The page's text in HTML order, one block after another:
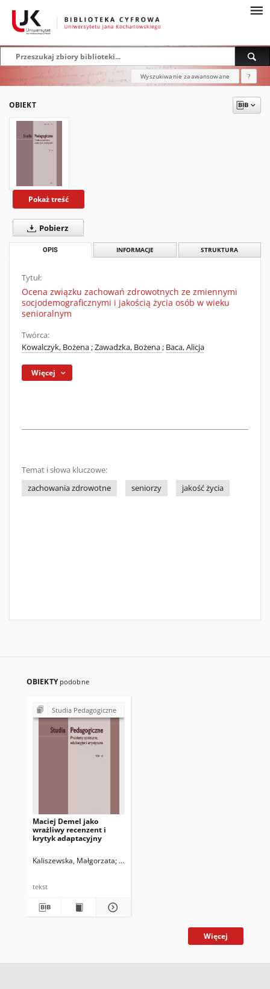
Wyszukiwanie zaawansowane ?
OBIEKT
Pokaż treść
Pobierz
OPIS INFORMACJE STRUKTURA
Tytuł:
Ocena związku zachowań zdrowotnych ze zmiennymi
socjodemograficznymi i jakością życia osób w wieku
senioralnym
Twórca:
Kowalczyk, Bożena;Zawadzka, Bożena; Baca, Alicja
Więcej
Temat i słowa kluczowe:
zachowania zdrowotne
seniorzy jakość życia
OBIEKTY podobne
Studia Pedagogiczne
Maciej Demel jako
wrażliwy recenzent i
krytyk adaptacyjny
Kaliszewska, Małgorzata Zawadzka, Bożena
tekst
Więcej